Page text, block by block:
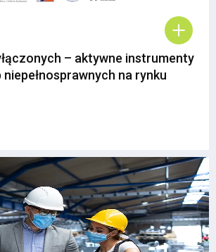
– aktywne instrumenty
na rynku